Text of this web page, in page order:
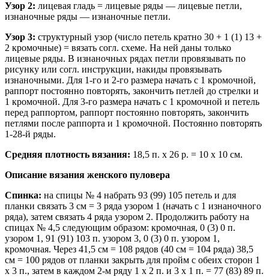
Узор 2: лицевая гладь = лицевые ряды — лицевые петли,
изнаночные ряды — изнаночные петли.
Узор 3: структурный узор (число петель кратно 30 + 1 (1) 13 +
2 кромочные) = вязать согл. схеме. На ней даны только
лицевые ряды. В изнаночных рядах петли провязывать по
рисунку или согл. инструкции, накиды провязывать
изнаночными. Для 1-го и 2-го размера начать с 1 кромочной,
раппорт постоянно повторять, закончить петлей до стрелки и
1 кромочной. Для 3-го размера начать с 1 кромочной и петель
перед раппортом, раппорт постоянно повторять, закончить
петлями после раппорта и 1 кромочной. Постоянно повторять
1-28-й ряды.
Средняя плотность вязания: 18,5 п. х 26 р. = 10 х 10 см.
Описание вязания женского пуловера
Спинка: на спицы № 4 набрать 93 (99) 105 петель и для
планки связать 3 см = 3 ряда узором 1 (начать с 1 изнаночного
ряда), затем связать 4 ряда узором 2. Продолжить работу на
спицах № 4,5 следующим образом: кромочная, 0 (3) 0 п.
узором 1, 91 (91) 103 п. узором 3, 0 (3) 0 п. узором 1,
кромочная. Через 41,5 см = 108 рядов (40 см = 104 ряда) 38,5
см = 100 рядов от планки закрыть для пройм с обеих сторон 1
х 3 п., затем в каждом 2-м ряду 1 х 2 п. и 3 х 1 п. = 77 (83) 89 п.